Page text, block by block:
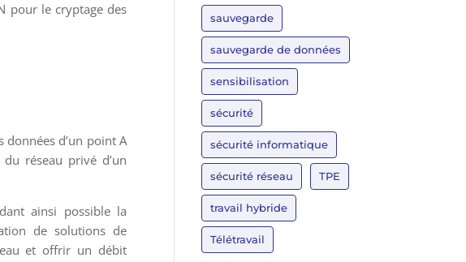
pour le cryptage des
d’un point A
réseau privé d’un
ainsi possible la
de solutions de
et offrir un débit
sauvegarde
sauvegarde de données
sensibilisation
sécurité
sécurité informatique
sécurité réseau TPE
travail hybride
Télétravail